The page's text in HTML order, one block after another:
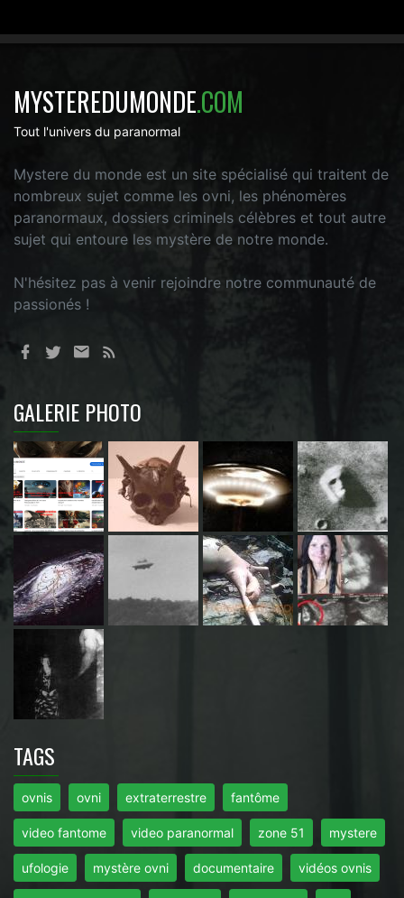
MYSTEREDUMONDE.COM
Tout l'univers du paranormal
Mystere du monde est un site spécialisé qui traitent de
nombreux sujet comme les ovni, les phénomères
paranormaux, dossiers criminels célèbres et tout autre
sujet qui entoure les mystère de notre monde.
N'hésitez pas à venir rejoindre notre communauté de
passionés !
GALERIE PHOTO
TAGS
ovnis ovni extraterrestre fantôme
video fantome video paranormal zone 51 mystere
ufologie mystère ovni documentaire vidéos ovnis